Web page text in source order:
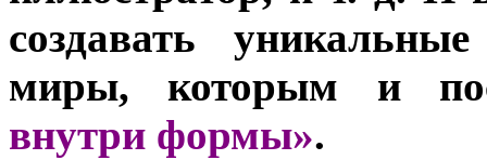
создавать
миры, которым и
внутри формы».